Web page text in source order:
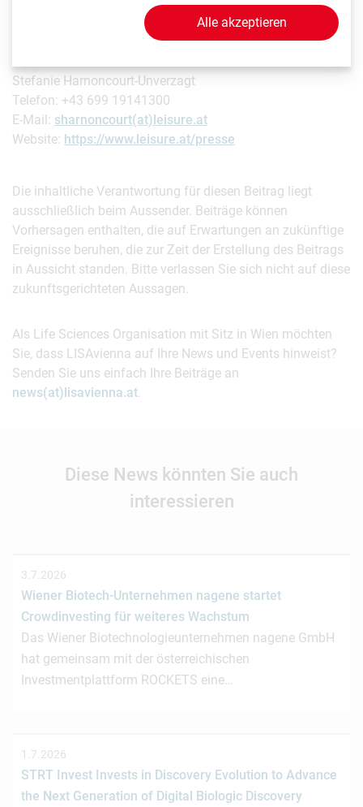
Rückfragen & Kontakt
Stefanie Harnoncourt-Unverzagt
Telefon: +43 699 19141300
E-Mail: sharnoncourt(at)leisure.at
Website: https://www.leisure.at/presse
Die inhaltliche Verantwortung für diesen Beitrag liegt
ausschließlich beim Aussender. Beiträge können
Vorhersagen enthalten, die auf Erwartungen an zukünftige
Ereignisse beruhen, die zur Zeit der Erstellung des Beitrags
in Aussicht standen. Bitte verlassen Sie sich nicht auf diese
zukunftsgerichteten Aussagen.
Als Life Sciences Organisation mit Sitz in Wien möchten
Sie, dass LISAvienna auf Ihre News und Events hinweist?
Senden Sie uns einfach Ihre Beiträge an
news(at)lisavienna.at.
Diese News könnten Sie auch
interessieren
3.7.2026
Wiener Biotech-Unternehmen nagene startet
Crowdinvesting für weiteres Wachstum
Das Wiener Biotechnologieunternehmen nagene GmbH
hat gemeinsam mit der österreichischen
Investmentplattform ROCKETS eine…
1.7.2026
STRT Invest Invests in Discovery Evolution to Advance
the Next Generation of Digital Biologic Discovery
Alle akzeptieren